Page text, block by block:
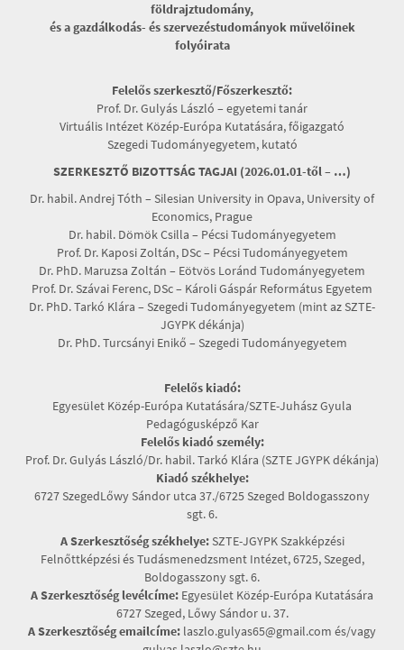
földrajztudomány,
és a gazdálkodás- és szervezéstudományok művelőinek
folyóirata
Felelős szerkesztő/Főszerkesztő:
Prof. Dr. Gulyás László – egyetemi tanár
Virtuális Intézet Közép-Európa Kutatására, főigazgató
Szegedi Tudományegyetem, kutató
SZERKESZTŐ BIZOTTSÁG TAGJAI (2026.01.01-től – …)
Dr. habil. Andrej Tóth – Silesian University in Opava, University of
Economics, Prague
Dr. habil. Dömök Csilla – Pécsi Tudományegyetem
Prof. Dr. Kaposi Zoltán, DSc – Pécsi Tudományegyetem
Dr. PhD. Maruzsa Zoltán – Eötvös Loránd Tudományegyetem
Prof. Dr. Szávai Ferenc, DSc – Károli Gáspár Református Egyetem
Dr. PhD. Tarkó Klára – Szegedi Tudományegyetem (mint az SZTE-
JGYPK dékánja)
Dr. PhD. Turcsányi Enikő – Szegedi Tudományegyetem
Felelős kiadó:
Egyesület Közép-Európa Kutatására/SZTE-Juhász Gyula
Pedagógusképző Kar
Felelős kiadó személy:
Prof. Dr. Gulyás László/Dr. habil. Tarkó Klára (SZTE JGYPK dékánja)
Kiadó székhelye:
6727 SzegedLőwy Sándor utca 37./6725 Szeged Boldogasszony
sgt. 6.
A Szerkesztőség székhelye:SZTE-JGYPK Szakképzési
Felnőttképzési és Tudásmenedzsment Intézet, 6725, Szeged,
Boldogasszony sgt. 6.
A Szerkesztőség levélcíme: Egyesület Közép-Európa Kutatására
6727 Szeged, Lőwy Sándor u. 37.
A Szerkesztőség emailcíme: laszlo.gulyas65@gmail.com és/vagy